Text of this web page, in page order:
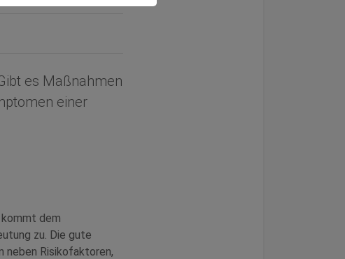
es Maßnahmen
einer
dem
zu. Die gute
neben Risikofaktoren,